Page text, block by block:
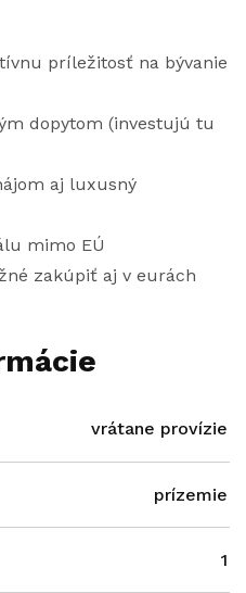
príležitosť na bývanie
dopytom (investujú tu
aj luxusný
mimo EÚ
zakúpiť aj v eurách
vrátane provízie
prízemie
1